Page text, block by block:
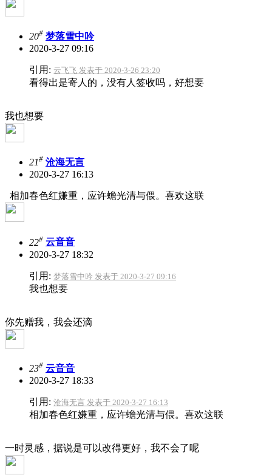
20# 梦落雪中吟
2020-3-27 09:16
引用: 云飞飞 发表于 2020-3-26 23:20
看得出是寄人的，没有人签收吗，好想要
我也想要
21# 沧海无言
2020-3-27 16:13
相加春色红嫌重，应许蟾光清与偎。喜欢这联
22# 云音音
2020-3-27 18:32
引用: 梦落雪中吟 发表于 2020-3-27 09:16
我也想要
你先赠我，我会还滴
23# 云音音
2020-3-27 18:33
引用: 沧海无言 发表于 2020-3-27 16:13
相加春色红嫌重，应许蟾光清与偎。喜欢这联
一时灵感，据说是可以改得更好，我不会了呢